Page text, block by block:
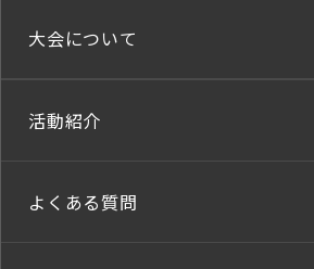
大会について
活動紹介
よくある質問